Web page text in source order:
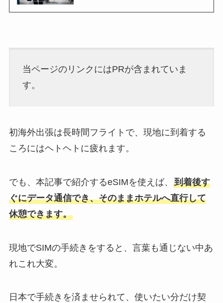
当ページのリンクにはPRが含まれていま
す。
初海外出張は長時間フライトで、現地に到着する
ころにはヘトヘトに疲れます。
でも、本記事で紹介するeSIMを使えば、 到着後す
ぐにデータ通信でき、そのままホテルへ直行して
休憩できます。
現地でSIMの手続きをすると、言葉も通じない中あ
れこれ大変。
日本で手続きを済ませられて、使いたい分だけ契